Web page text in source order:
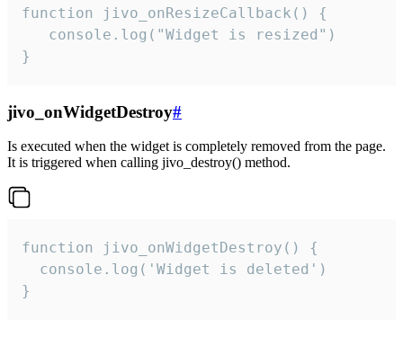
function jivo_onResizeCallback() {
   console.log("Widget is resized")
}
jivo_onWidgetDestroy#
Is executed when the widget is completely removed from the page.
It is triggered when calling jivo_destroy() method.
function jivo_onWidgetDestroy() {
  console.log('Widget is deleted')
}